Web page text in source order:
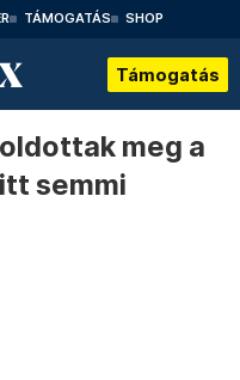
TÁMOGATÁS SHOP
Támogatás
meg a
semmi